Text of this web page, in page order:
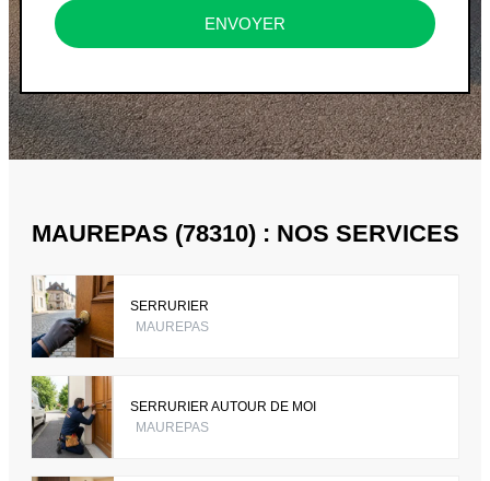
ENVOYER
MAUREPAS (78310) : NOS SERVICES
SERRURIER
MAUREPAS
SERRURIER AUTOUR DE MOI
MAUREPAS